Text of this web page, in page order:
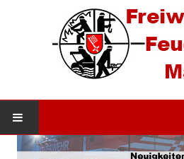
STARTSEITE